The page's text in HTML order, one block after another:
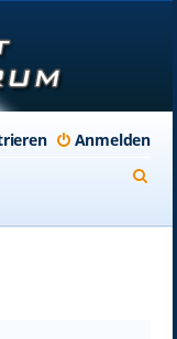
Anmelden